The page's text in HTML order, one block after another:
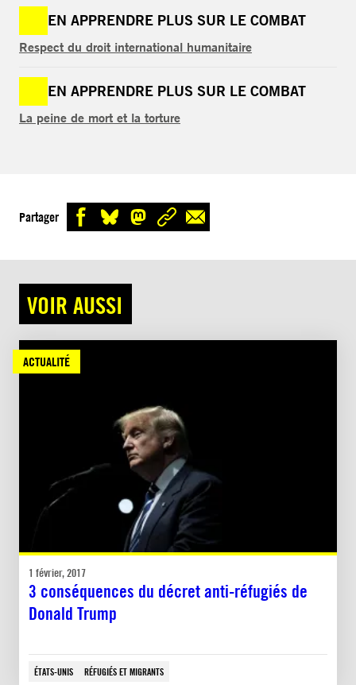
EN APPRENDRE PLUS SUR LE COMBAT
Respect du droit international humanitaire
EN APPRENDRE PLUS SUR LE COMBAT
La peine de mort et la torture
Partager
VOIR AUSSI
ACTUALITÉ
1 février, 2017
3 conséquences du décret anti-réfugiés de
Donald Trump
ÉTATS-UNIS RÉFUGIÉS ET MIGRANTS